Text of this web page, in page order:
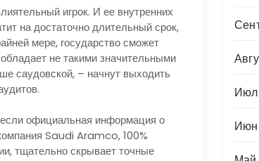
игрок. И ее внутренних
на достаточно длительный срок,
мере, государство сможет
не такими значительными
саудовской, – начнут выходить
официальная информация о
Saudi Aramco, 100%
тщательно скрывает точные